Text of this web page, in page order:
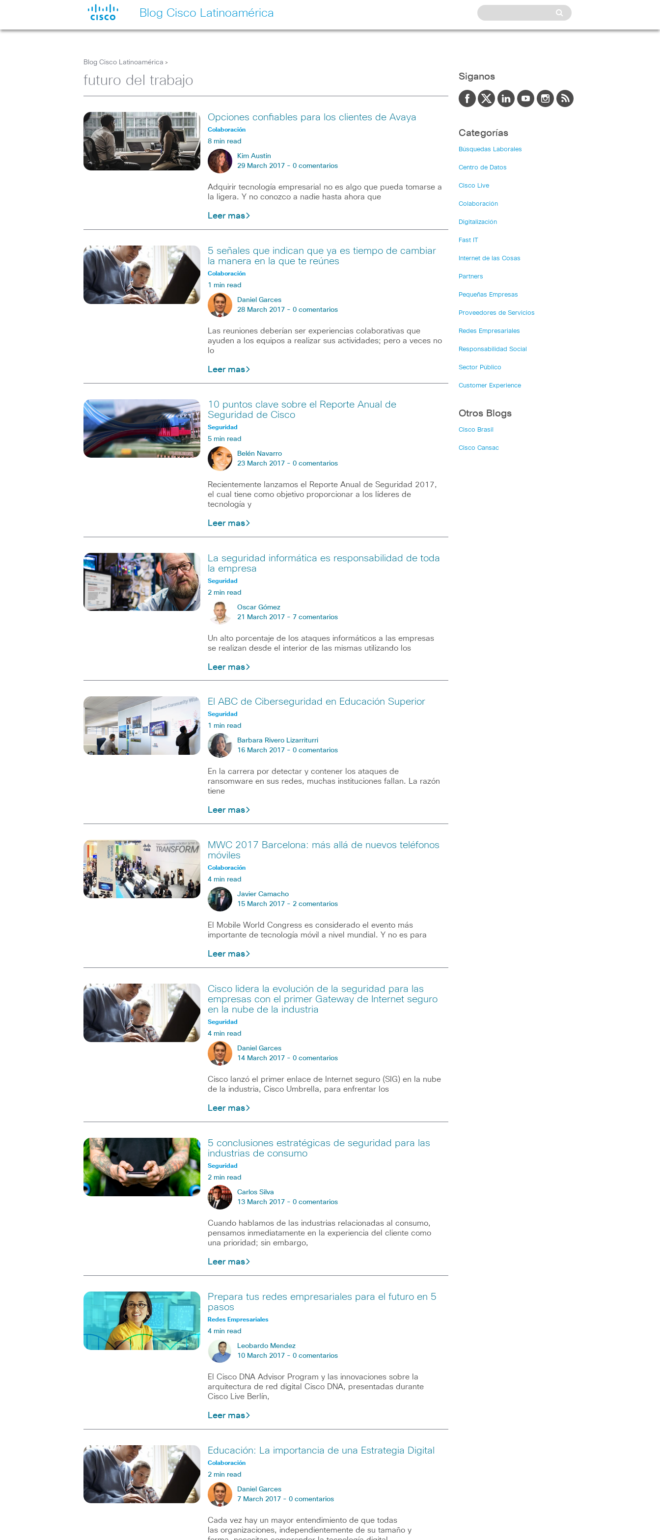
Blog Cisco Latinoamérica
Blog Cisco Latinoamérica >
futuro del trabajo
Opciones confiables para los clientes de Avaya
Colaboración
8 min read
Kim Austin
29 March 2017 - 0 comentarios
Adquirir tecnología empresarial no es algo que pueda tomarse a
la ligera. Y no conozco a nadie hasta ahora que
Leer mas
5 señales que indican que ya es tiempo de cambiar
la manera en la que te reúnes
Colaboración
1 min read
Daniel Garces
28 March 2017 - 0 comentarios
Las reuniones deberían ser experiencias colaborativas que
ayuden a los equipos a realizar sus actividades; pero a veces no
lo
Leer mas
10 puntos clave sobre el Reporte Anual de
Seguridad de Cisco
Seguridad
5 min read
Belén Navarro
23 March 2017 - 0 comentarios
Recientemente lanzamos el Reporte Anual de Seguridad 2017,
el cual tiene como objetivo proporcionar a los líderes de
tecnología y
Leer mas
La seguridad informática es responsabilidad de toda
la empresa
Seguridad
2 min read
Oscar Gómez
21 March 2017 - 7 comentarios
Un alto porcentaje de los ataques informáticos a las empresas
se realizan desde el interior de las mismas utilizando los
Leer mas
El ABC de Ciberseguridad en Educación Superior
Seguridad
1 min read
Barbara Rivero Lizarriturri
16 March 2017 - 0 comentarios
En la carrera por detectar y contener los ataques de
ransomware en sus redes, muchas instituciones fallan. La razón
tiene
Leer mas
MWC 2017 Barcelona: más allá de nuevos teléfonos
móviles
Colaboración
4 min read
Javier Camacho
15 March 2017 - 2 comentarios
El Mobile World Congress es considerado el evento más
importante de tecnología móvil a nivel mundial. Y no es para
Leer mas
Cisco lidera la evolución de la seguridad para las
empresas con el primer Gateway de Internet seguro
en la nube de la industria
Seguridad
4 min read
Daniel Garces
14 March 2017 - 0 comentarios
Cisco lanzó el primer enlace de Internet seguro (SIG) en la nube
de la industria, Cisco Umbrella, para enfrentar los
Leer mas
5 conclusiones estratégicas de seguridad para las
industrias de consumo
Seguridad
2 min read
Carlos Silva
13 March 2017 - 0 comentarios
Cuando hablamos de las industrias relacionadas al consumo,
pensamos inmediatamente en la experiencia del cliente como
una prioridad; sin embargo,
Leer mas
Prepara tus redes empresariales para el futuro en 5
pasos
Redes Empresariales
4 min read
Leobardo Mendez
10 March 2017 - 0 comentarios
El Cisco DNA Advisor Program y las innovaciones sobre la
arquitectura de red digital Cisco DNA, presentadas durante
Cisco Live Berlín,
Leer mas
Educación: La importancia de una Estrategia Digital
Colaboración
2 min read
Daniel Garces
7 March 2017 - 0 comentarios
Cada vez hay un mayor entendimiento de que todas
las organizaciones, independientemente de su tamaño y
Siganos
Categorías
Búsquedas Laborales
Centro de Datos
Cisco Live
Colaboración
Digitalización
Fast IT
Internet de las Cosas
Partners
Pequeñas Empresas
Proveedores de Servicios
Redes Empresariales
Responsabilidad Social
Sector Público
Customer Experience
Otros Blogs
Cisco Brasil
Cisco Cansac